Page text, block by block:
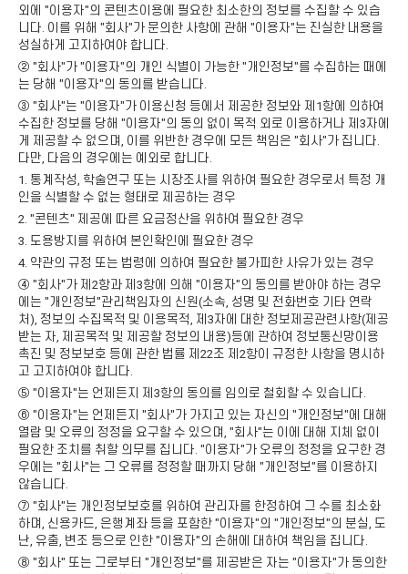
외에 "이용자"의 콘텐츠이용에 필요한 최소한의 정보를 수집할 수 있습
니다. 이를 위해 "회사"가 문의한 사항에 관해 "이용자"는 진실한 내용을
성실하게 고지하여야 합니다.
② "회사"가 "이용자"의 개인 식별이 가능한 "개인정보"를 수집하는 때에
는 당해 "이용자"의 동의를 받습니다.
③ "회사"는 "이용자"가 이용신청 등에서 제공한 정보와 제1항에 의하여
수집한 정보를 당해 "이용자"의 동의 없이 목적 외로 이용하거나 제3자에
게 제공할 수 없으며, 이를 위반한 경우에 모든 책임은 "회사"가 집니다.
다만, 다음의 경우에는 예외로 합니다.
1. 통계작성, 학술연구 또는 시장조사를 위하여 필요한 경우로서 특정 개
인을 식별할 수 없는 형태로 제공하는 경우
2. "콘텐츠" 제공에 따른 요금정산을 위하여 필요한 경우
3. 도용방지를 위하여 본인확인에 필요한 경우
4. 약관의 규정 또는 법령에 의하여 필요한 불가피한 사유가 있는 경우
④ "회사"가 제2항과 제3항에 의해 "이용자"의 동의를 받아야 하는 경우
에는 "개인정보"관리책임자의 신원(소속, 성명 및 전화번호 기타 연락
처), 정보의 수집목적 및 이용목적, 제3자에 대한 정보제공관련사항(제공
받는 자, 제공목적 및 제공할 정보의 내용)등에 관하여 정보통신망이용
촉진 및 정보보호 등에 관한 법률 제22조 제2항이 규정한 사항을 명시하
고 고지하여야 합니다.
⑤ "이용자"는 언제든지 제3항의 동의를 임의로 철회할 수 있습니다.
⑥ "이용자"는 언제든지 "회사"가 가지고 있는 자신의 "개인정보"에 대해
열람 및 오류의 정정을 요구할 수 있으며, "회사"는 이에 대해 지체 없이
필요한 조치를 취할 의무를 집니다. "이용자"가 오류의 정정을 요구한 경
우에는 "회사"는 그 오류를 정정할 때까지 당해 "개인정보"를 이용하지
않습니다.
⑦ "회사"는 개인정보보호를 위하여 관리자를 한정하여 그 수를 최소화
하며, 신용카드, 은행계좌 등을 포함한 "이용자"의 "개인정보"의 분실, 도
난, 유출, 변조 등으로 인한 "이용자"의 손해에 대하여 책임을 집니다.
⑧ "회사" 또는 그로부터 "개인정보"를 제공받은 자는 "이용자"가 동의한